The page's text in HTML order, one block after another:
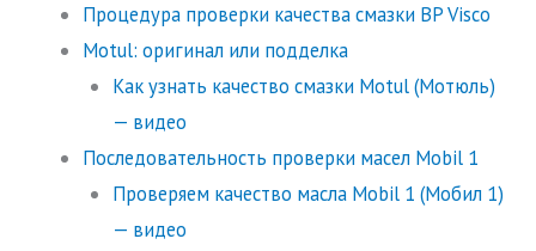
Процедура проверки качества смазки BP Visco
Motul: оригинал или подделка
Как узнать качество смазки Motul (Мотюль)
— видео
Последовательность проверки масел Mobil 1
Проверяем качество масла Mobil 1 (Мобил 1)
— видео